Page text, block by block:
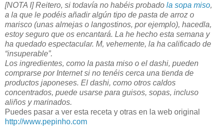
[NOTA I] Reitero, si todavía no habéis probado la sopa miso,
a la que le podéis añadir algún tipo de pasta de arroz o
marisco (unas almejas o langostinos, por ejemplo), hacedla,
estoy seguro que os encantará. La he hecho esta semana y
ha quedado espectacular. M, vehemente, la ha calificado de
“insuperable”.
Los ingredientes, como la pasta miso o el dashi, pueden
comprarse por Internet si no tenéis cerca una tienda de
productos japoneses. El dashi, como otros caldos
concentrados, puede usarse para guisos, sopas, incluso
aliños y marinados.
Puedes pasar a ver esta receta y otras en la web original
http://www.pepinho.com